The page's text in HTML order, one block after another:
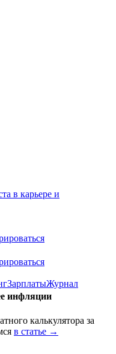
в карьере и
ЗарплатыЖурнал
инфляции
калькулятора за
в статье →